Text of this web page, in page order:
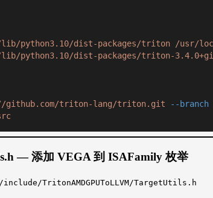
python3.10/dist-packages/triton
/usr/
python3.10/dist-packages/triton-
github.com/triton-lang/triton.git --branch
— 添加 VEGA 到 ISAFamily 枚举
TritonAMDGPUToLLVM/TargetUtils.h